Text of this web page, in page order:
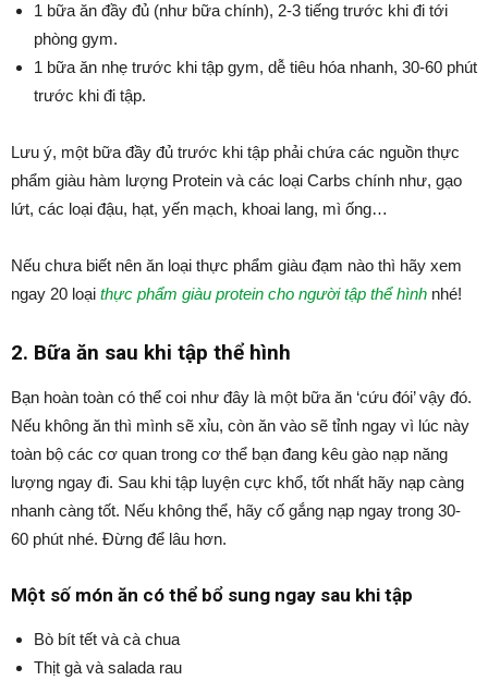
1 bữa ăn đầy đủ (như bữa chính), 2-3 tiếng trước khi đi tới
phòng gym.
1 bữa ăn nhẹ trước khi tập gym, dễ tiêu hóa nhanh, 30-60 phút
trước khi đi tập.
Lưu ý, một bữa đầy đủ trước khi tập phải chứa các nguồn thực
phẩm giàu hàm lượng Protein và các loại Carbs chính như, gạo
lứt, các loại đậu, hạt, yến mạch, khoai lang, mì ống…
Nếu chưa biết nên ăn loại thực phẩm giàu đạm nào thì hãy xem
ngay 20 loại thực phẩm giàu protein cho người tập thể hình nhé!
2. Bữa ăn sau khi tập thể hình
Bạn hoàn toàn có thể coi như đây là một bữa ăn ‘cứu đói’ vậy đó.
Nếu không ăn thì mình sẽ xỉu, còn ăn vào sẽ tỉnh ngay vì lúc này
toàn bộ các cơ quan trong cơ thể bạn đang kêu gào nạp năng
lượng ngay đi. Sau khi tập luyện cực khổ, tốt nhất hãy nạp càng
nhanh càng tốt. Nếu không thể, hãy cố gắng nạp ngay trong 30-
60 phút nhé. Đừng để lâu hơn.
Một số món ăn có thể bổ sung ngay sau khi tập
Bò bít tết và cà chua
Thịt gà và salada rau